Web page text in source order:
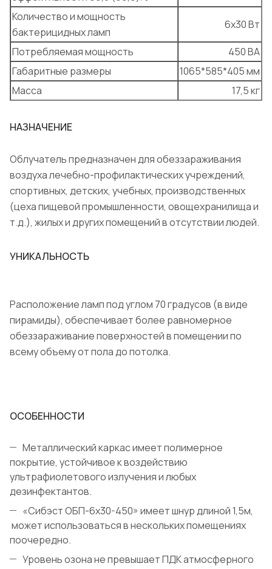
Количество и мощность
бактерицидных ламп
6х30 Вт
Потребляемая мощность
450 ВА
Габаритные размеры
1065*585*405 мм
Масса
17,5 кг
НАЗНАЧЕНИЕ
Облучатель предназначен для обеззараживания
воздуха лечебно-профилактических учреждений,
спортивных, детских, учебных, производственных
(цеха пищевой промышленности, овощехранилища и
т.д.), жилых и других помещений в отсутствии людей.
УНИКАЛЬНОСТЬ
Расположение ламп под углом 70 градусов (в виде
пирамиды), обеспечивает более равномерное
обеззараживание поверхностей в помещении по
всему объему от пола до потолка.
ОСОБЕННОСТИ
Металлический каркас имеет полимерное
покрытие, устойчивое к воздействию
ультрафиолетового излучения и любых
дезинфектантов.
«Сибэст ОБП-6х30-450» имеет шнур длиной 1,5м,
может использоваться в нескольких помещениях
поочередно.
Уровень озона не превышает ПДК атмосферного